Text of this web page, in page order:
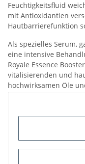
Feuchtigkeitsfluid
mit Antioxidantien
Hautbarrierefunktion
Als spezielles Serum,
eine intensive
Royale Essence
vitalisierenden und
hochwirksamen Öle
dieser einzigartigen
Nachhaltigkeit gehört
profitieren Sie von
Airless-Spendern.